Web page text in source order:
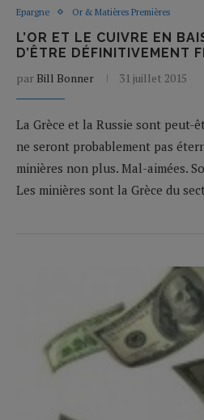
Epargne Or & Matières Premières
L’OR ET LE CUIVRE EN
D’ÊTRE DÉFINITIVEMENT
par Bill Bonner 31 juillet 2015
La Grèce et la Russie sont peut-
ne seront probablement pas
minières non plus. Mal-aimées.
Les minières sont la Grèce du